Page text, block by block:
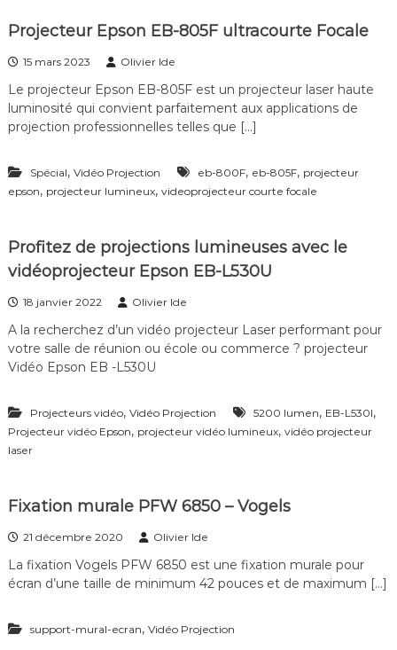
é
e
c
e
–
d
o
r
v
e
l
a
n
Projecteur Epson EB-805F ultracourte Focale
15 mars 2023 Olivier Ide
Le projecteur Epson EB-805F est un projecteur laser haute
luminosité qui convient parfaitement aux applications de
projection professionnelles telles que […]
Spécial, Vidéo Projection eb-800F, eb-805F, projecteur
epson, projecteur lumineux, videoprojecteur courte focale
Profitez de projections lumineuses avec le
vidéoprojecteur Epson EB-L530U
18 janvier 2022 Olivier Ide
A la recherchez d’un vidéo projecteur Laser performant pour
votre salle de réunion ou école ou commerce ? projecteur
Vidéo Epson EB -L530U
Projecteurs vidéo, Vidéo Projection 5200 lumen, EB-L530I,
Projecteur vidéo Epson, projecteur vidéo lumineux, vidéo projecteur
laser
Fixation murale PFW 6850 – Vogels
21 décembre 2020 Olivier Ide
La fixation Vogels PFW 6850 est une fixation murale pour
écran d’une taille de minimum 42 pouces et de maximum […]
support-mural-ecran, Vidéo Projection